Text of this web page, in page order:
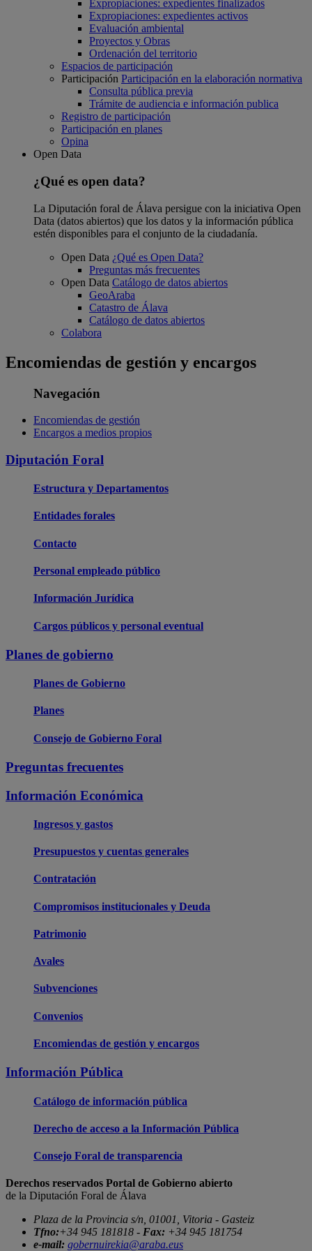
Expropiaciones: expedientes finalizados
Expropiaciones: expedientes activos
Evaluación ambiental
Proyectos y Obras
Ordenación del territorio
Espacios de participación
Participación Participación en la elaboración normativa
Consulta pública previa
Trámite de audiencia e información publica
Registro de participación
Participación en planes
Opina
Open Data
¿Qué es open data?
La Diputación foral de Álava persigue con la iniciativa Open
Data (datos abiertos) que los datos y la información pública
estén disponibles para el conjunto de la ciudadanía.
Open Data ¿Qué es Open Data?
Preguntas más frecuentes
Open Data Catálogo de datos abiertos
GeoAraba
Catastro de Álava
Catálogo de datos abiertos
Colabora
Encomiendas de gestión y encargos
Navegación
Encomiendas de gestión
Encargos a medios propios
Diputación Foral
Estructura y Departamentos
Entidades forales
Contacto
Personal empleado público
Información Jurídica
Cargos públicos y personal eventual
Planes de gobierno
Planes de Gobierno
Planes
Consejo de Gobierno Foral
Preguntas frecuentes
Información Económica
Ingresos y gastos
Presupuestos y cuentas generales
Contratación
Compromisos institucionales y Deuda
Patrimonio
Avales
Subvenciones
Convenios
Encomiendas de gestión y encargos
Información Pública
Catálogo de información pública
Derecho de acceso a la Información Pública
Consejo Foral de transparencia
Derechos reservados Portal de Gobierno abierto
de la Diputación Foral de Álava
Plaza de la Provincia s/n, 01001, Vitoria - Gasteiz
Tfno:+34 945 181818 - Fax: +34 945 181754
e-mail: gobernuirekia@araba.eus